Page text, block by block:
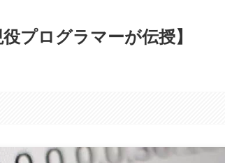
プログラマーが伝授】